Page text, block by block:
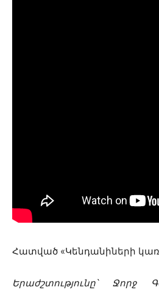
Հատված «Կենդանիների
Երաժշտությունը՝ Ջորջ